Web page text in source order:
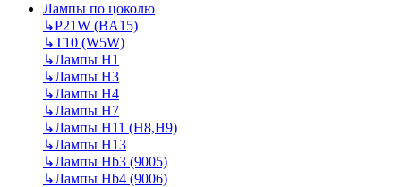
Лампы по цоколю
↳P21W (BA15)
↳T10 (W5W)
↳Лампы H1
↳Лампы H3
↳Лампы H4
↳Лампы H7
↳Лампы H11 (H8,H9)
↳Лампы H13
↳Лампы Hb3 (9005)
↳Лампы Hb4 (9006)